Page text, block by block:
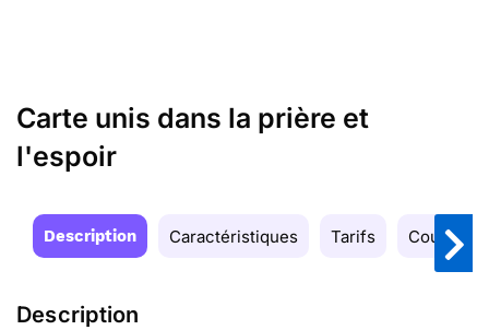
Carte unis dans la prière et
l'espoir
Description Caractéristiques Tarifs Couleurs
Description